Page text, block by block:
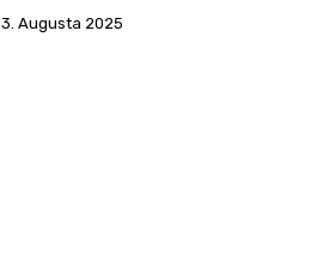
3. Augusta 2025